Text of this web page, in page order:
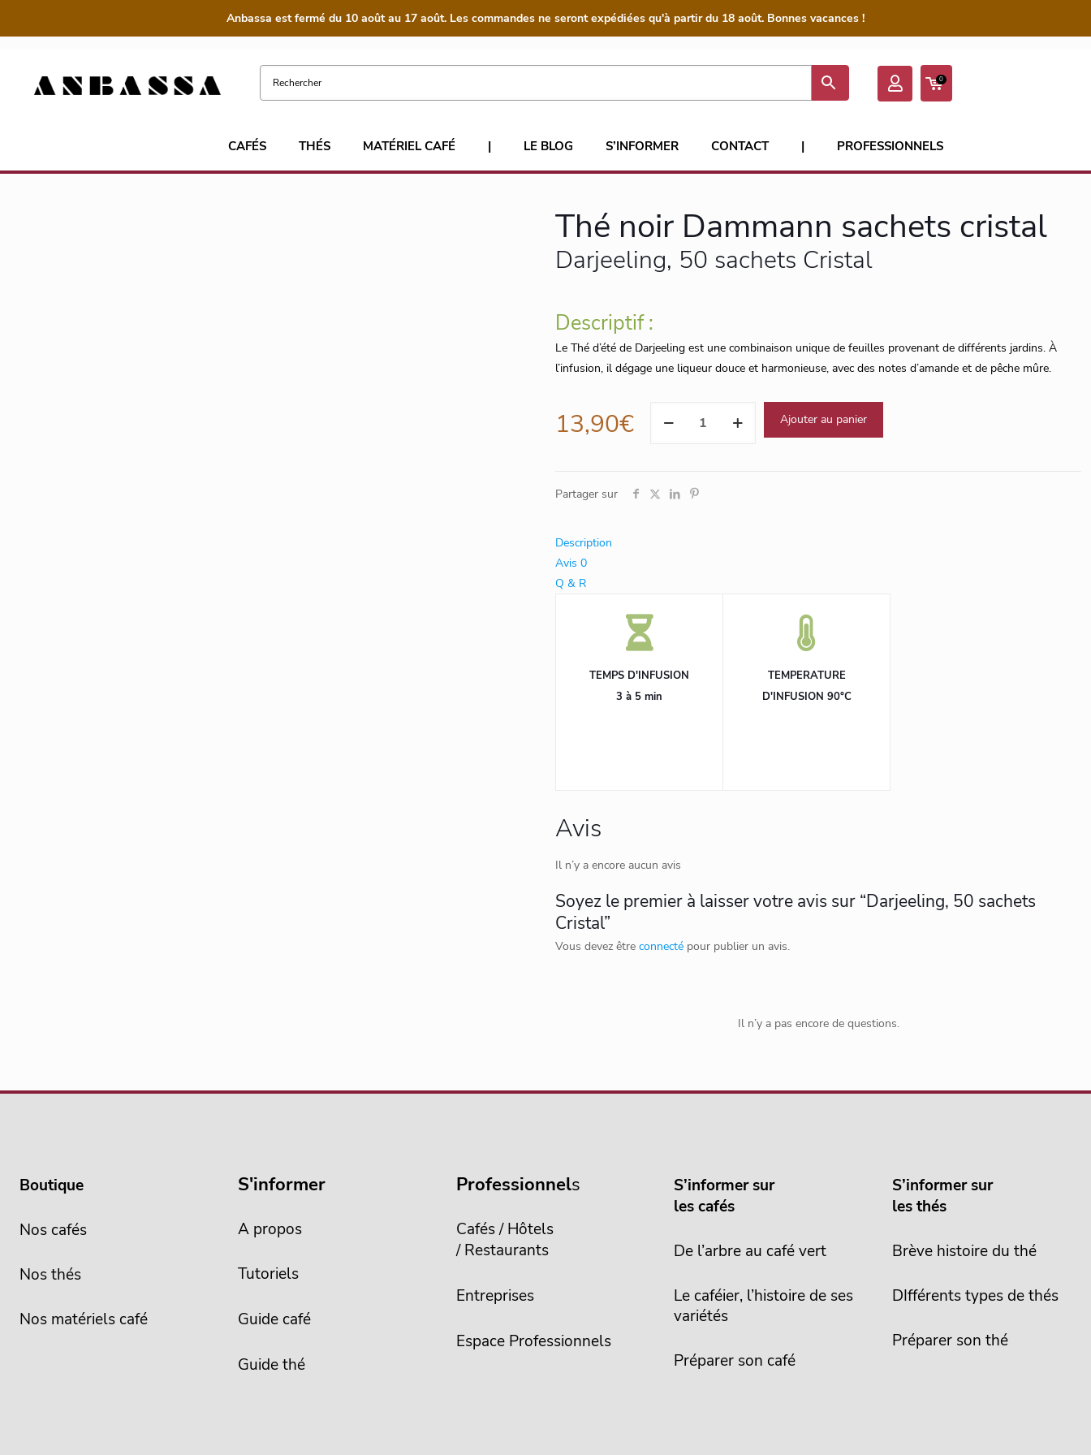
Anbassa est fermé du 10 août au 17 août. Les commandes ne seront expédiées qu'à partir du 18 août. Bonnes vacances !
CAFÉS THÉS MATÉRIEL CAFÉ | LE BLOG S’INFORMER CONTACT | PROFESSIONNELS
0
Thé noir Dammann sachets cristal
Darjeeling, 50 sachets Cristal
Descriptif :
Le Thé d’été de Darjeeling est une combinaison unique de feuilles provenant de différents jardins. À
l’infusion, il dégage une liqueur douce et harmonieuse, avec des notes d’amande et de pêche mûre.
13,90€
sachets
Ajouter au panier
Partager sur
Description
Avis 0
Q & R
TEMPS D'INFUSION
3 à 5 min
TEMPERATURE
D'INFUSION 90°C
Avis
Il n’y a encore aucun avis
Soyez le premier à laisser votre avis sur “Darjeeling, 50 sachets
Cristal”
Vous devez être connecté pour publier un avis.
Il n’y a pas encore de questions.
Boutique
Nos cafés
Nos thés
Nos matériels café
S'informer
A propos
Tutoriels
Guide café
Guide thé
Professionnels
Cafés / Hôtels
/ Restaurants
Entreprises
Espace Professionnels
S’informer sur
les cafés
De l’arbre au café vert
Le caféier, l’histoire de ses
variétés
Préparer son café
S’informer sur
les thés
Brève histoire du thé
DIfférents types de thés
Préparer son thé